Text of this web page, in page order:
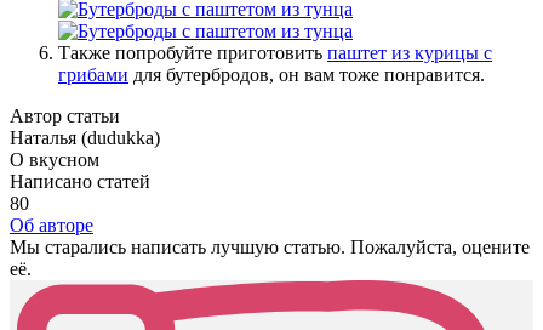
Также попробуйте приготовить паштет из курицы с
грибами для бутербродов, он вам тоже понравится.
Автор статьи
Наталья (dudukka)
О вкусном
Написано статей
80
Об авторе
Мы старались написать лучшую статью. Пожалуйста, оцените
её.